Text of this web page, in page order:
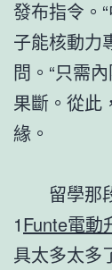
發布指令。
子能核動力
問。“只需
果斷。從此
緣。
留學那段
1Funte電動
具太多太多